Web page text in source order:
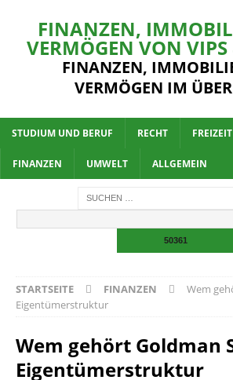
FINANZEN,
VERMÖGEN VON
FINANZEN,
VERMÖGEN IM
STUDIUM UND BERUF RECHT FREIZEIT
FINANZEN UMWELT ALLGEMEIN
STARTSEITE FINANZEN
Wem
Eigentümerstruktur
Wem gehört Goldman
Eigentümerstruktur